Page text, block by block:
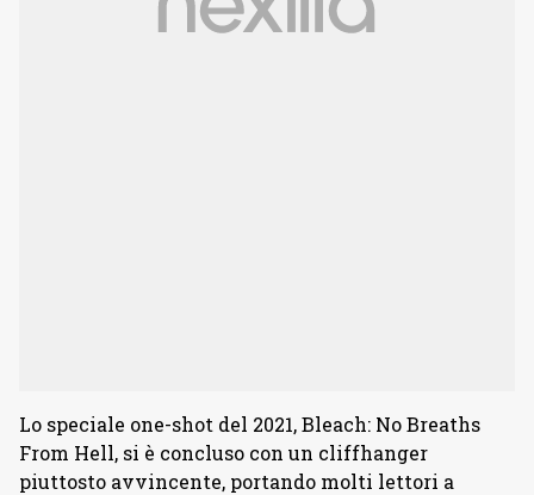
Lo speciale one-shot del 2021, Bleach: No Breaths
From Hell, si è concluso con un cliffhanger
piuttosto avvincente, portando molti lettori a